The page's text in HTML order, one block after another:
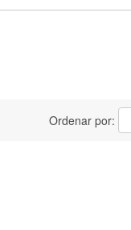
Ordenar por: